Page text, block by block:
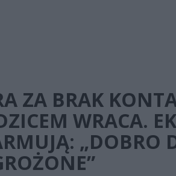
ZA BRAK
WRACA.
„DOBRO